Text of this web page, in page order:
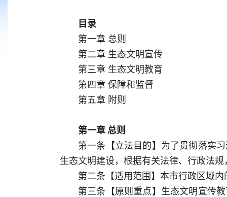
目录
第一章 总则
第二章 生态文明宣传
第三章 生态文明教育
第四章 保障和监督
第五章 附则
第一章 总则
第一条【立法目的】为了贯彻落实
生态文明建设，根据有关法律、行政法
第二条【适用范围】本市行政区域
第三条【原则重点】生态文明宣传